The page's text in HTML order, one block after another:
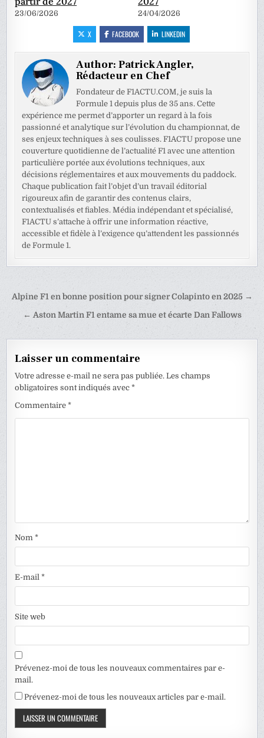
23/06/2026 24/04/2026
X FACEBOOK LINKEDIN
Author:Patrick Angler,
Rédacteur en Chef
Fondateur de F1ACTU.COM, je suis la
Formule 1 depuis plus de 35 ans. Cette
expérience me permet d’apporter un regard à la fois
passionné et analytique sur l’évolution du championnat, de
ses enjeux techniques à ses coulisses. F1ACTU propose une
couverture quotidienne de l’actualité F1 avec une attention
particulière portée aux évolutions techniques, aux
décisions réglementaires et aux mouvements du paddock.
Chaque publication fait l’objet d’un travail éditorial
rigoureux afin de garantir des contenus clairs,
contextualisés et fiables. Média indépendant et spécialisé,
F1ACTU s’attache à offrir une information réactive,
accessible et fidèle à l’exigence qu’attendent les passionnés
de Formule 1.
Navigation
Alpine F1 en bonne position pour signer Colapinto en 2025 →
← Aston Martin F1 entame sa mue et écarte Dan Fallows
Laisser un commentaire
Votre adresse e-mail ne sera pas publiée. Les champs
obligatoires sont indiqués avec*
Commentaire*
Nom*
E-mail*
Site web
Prévenez-moi de tous les nouveaux commentaires par e-
mail.
Prévenez-moi de tous les nouveaux articles par e-mail.